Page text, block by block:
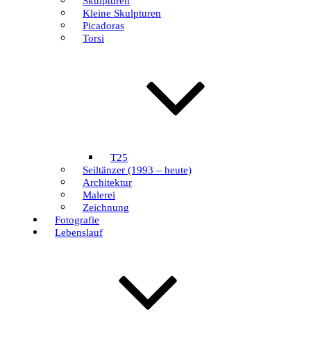
Kleine Skulpturen
Picadoras
Torsi
T25
Seiltänzer (1993 – heute)
Architektur
Malerei
Zeichnung
Fotografie
Lebenslauf